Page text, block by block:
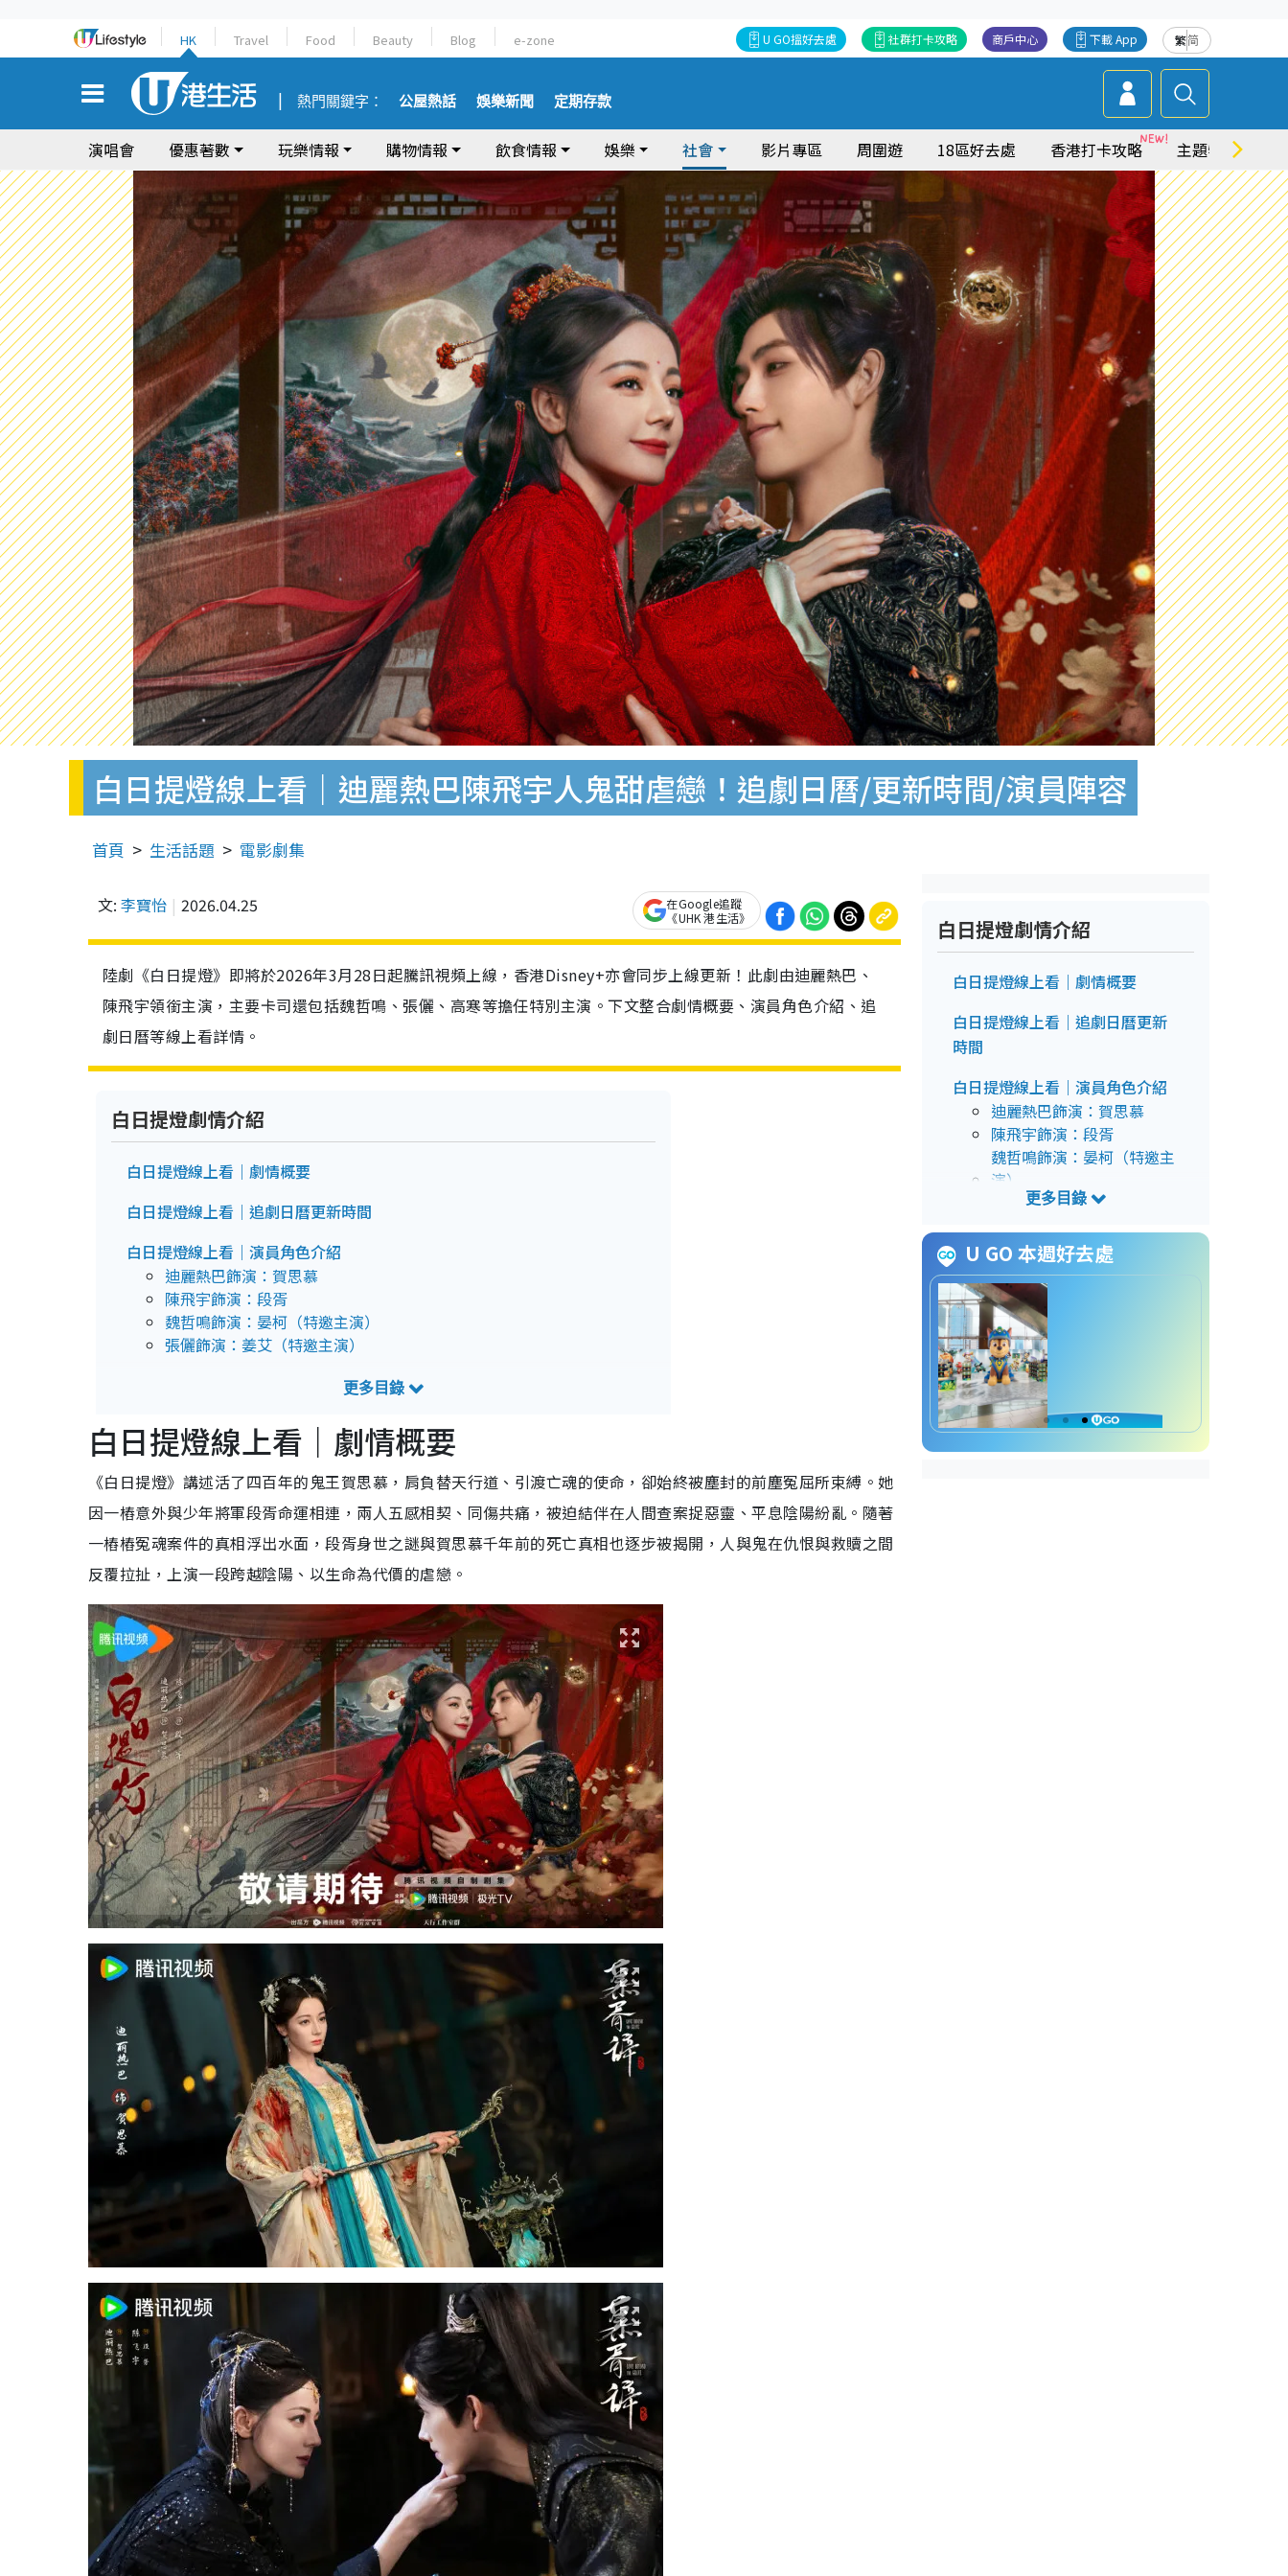
HK Travel Food Beauty Blog e-zone 繁简
下載 App
商戶中心
社群打卡攻略
U GO搵好去處
熱門關鍵字： 公屋熱話 娛樂新聞 定期存款
演唱會 優惠著數 玩樂情報 購物情報 飲食情報 娛樂 社會 影片專區 周圍遊 18區好去處 香港打卡攻略 主題特集
白日提燈線上看｜迪麗熱巴陳飛宇人鬼甜虐戀！追劇日曆/更新時間/演員陣容
首頁 生活話題 電影劇集
文: 李寶怡 2026.04.25
在Google追蹤
《UHK 港生活》
陸劇《白日提燈》即將於2026年3月28日起騰訊視頻上線，香港Disney+亦會同步上線更新！此劇由迪麗熱巴、
陳飛宇領銜主演，主要卡司還包括魏哲鳴、張儷、高寒等擔任特別主演。下文整合劇情概要、演員角色介紹、追
劇日曆等線上看詳情。
白日提燈劇情介紹
白日提燈線上看｜劇情概要
白日提燈線上看｜追劇日曆更新時間
白日提燈線上看｜演員角色介紹
迪麗熱巴飾演：賀思慕
陳飛宇飾演：段胥
魏哲鳴飾演：晏柯（特邀主演）
張儷飾演：姜艾（特邀主演）
白日提燈線上看｜劇情概要
《白日提燈》講述活了四百年的鬼王賀思慕，肩負替天行道、引渡亡魂的使命，卻始終被塵封的前塵冤屈所束縛。她
因一樁意外與少年將軍段胥命運相連，兩人五感相契、同傷共痛，被迫結伴在人間查案捉惡靈、平息陰陽紛亂。隨著
一樁樁冤魂案件的真相浮出水面，段胥身世之謎與賀思慕千年前的死亡真相也逐步被揭開，人與鬼在仇恨與救贖之間
反覆拉扯，上演一段跨越陰陽、以生命為代價的虐戀。
白日提燈劇情介紹
白日提燈線上看｜劇情概要
白日提燈線上看｜追劇日曆更新
時間
白日提燈線上看｜演員角色介紹
迪麗熱巴飾演：賀思慕
陳飛宇飾演：段胥
魏哲鳴飾演：晏柯（特邀主
演）
張儷飾演：姜艾（特邀主
白日提燈線上看｜預告片
U GO 本週好去處